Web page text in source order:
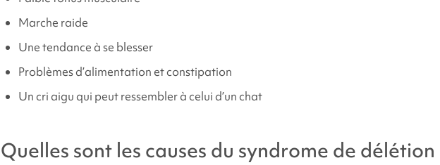
Marche raide
Une tendance à se blesser
Problèmes d’alimentation et constipation
Un cri aigu qui peut ressembler à celui d’un chat
Quelles sont les causes du syndrome de délétion